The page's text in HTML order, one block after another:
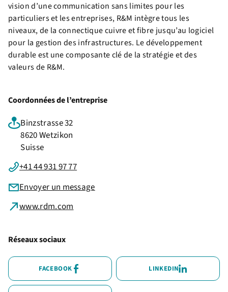
vision d’une communication sans limites pour les
particuliers et les entreprises, R&M intègre tous les
niveaux, de la connectique cuivre et fibre jusqu’au logiciel
pour la gestion des infrastructures. Le développement
durable est une composante clé de la stratégie et des
valeurs de R&M.
Coordonnées de l’entreprise
Binzstrasse 32
8620 Wetzikon
Suisse
+41 44 931 97 77
Envoyer un message
www.rdm.com
Réseaux sociaux
FACEBOOK LINKEDIN